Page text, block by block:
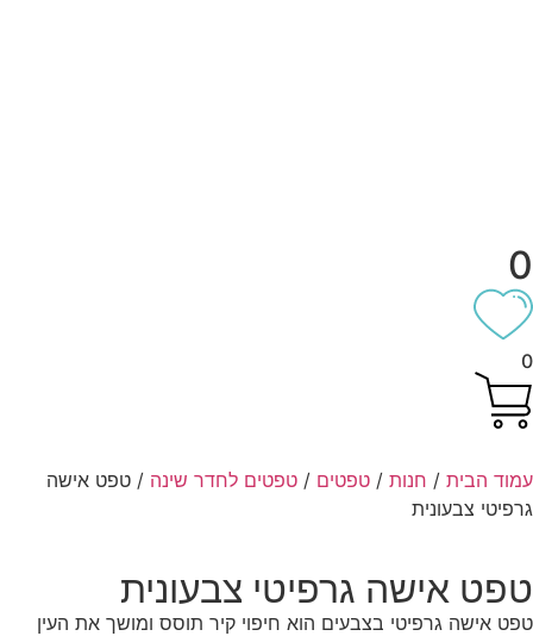
הבית/חנות/טפטים/טפטים לחדר שינה/ טפט אישה
צבעונית
אישה גרפיטי צבעונית
אישה גרפיטי בצבעים הוא חיפוי קיר תוסס ומושך את העין